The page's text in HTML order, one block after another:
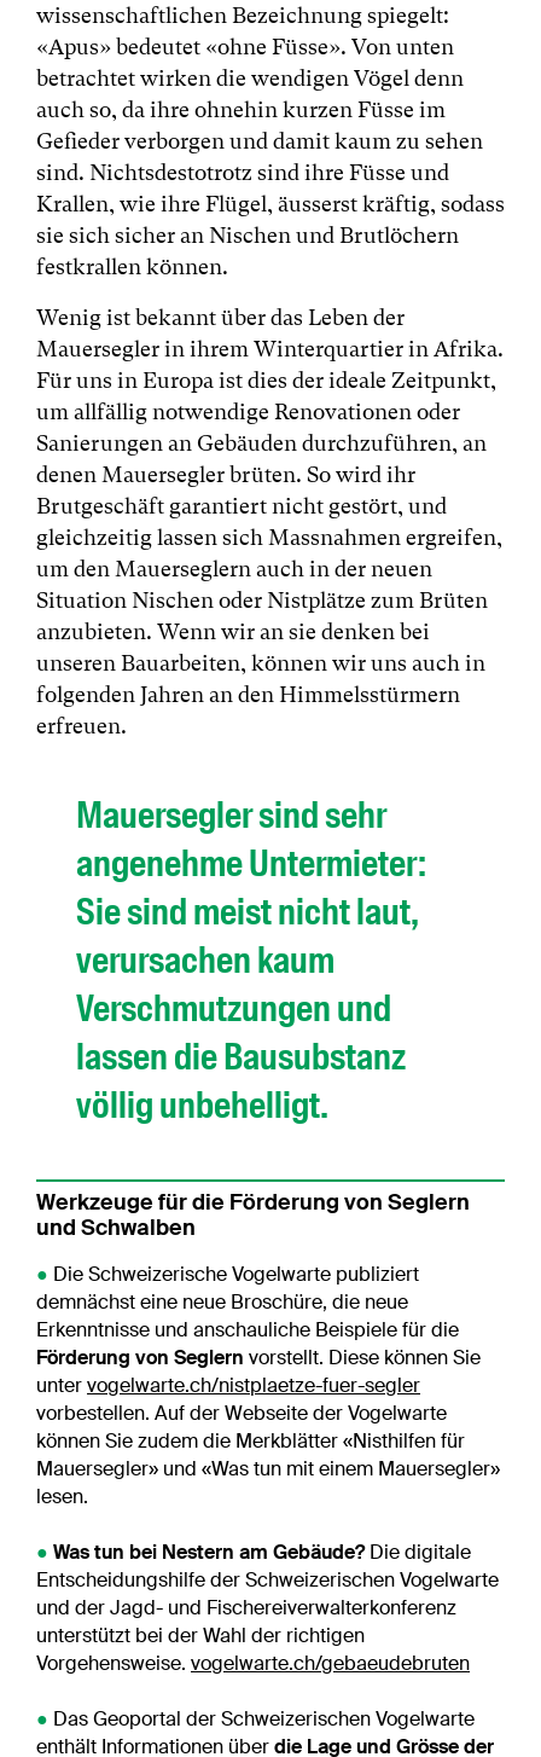
wissenschaftlichen Bezeichnung spiegelt:
«Apus» bedeutet «ohne Füsse». Von unten
betrachtet wirken die wendigen Vögel denn
auch so, da ihre ohnehin kurzen Füsse im
Gefieder verborgen und damit kaum zu sehen
sind. Nichtsdestotrotz sind ihre Füsse und
Krallen, wie ihre Flügel, äusserst kräftig, sodass
sie sich sicher an Nischen und Brutlöchern
festkrallen können.
Wenig ist bekannt über das Leben der
Mauersegler in ihrem Winterquartier in Afrika.
Für uns in Europa ist dies der ideale Zeitpunkt,
um allfällig notwendige Renovationen oder
Sanierungen an Gebäuden durchzuführen, an
denen Mauersegler brüten. So wird ihr
Brutgeschäft garantiert nicht gestört, und
gleichzeitig lassen sich Massnahmen ergreifen,
um den Mauerseglern auch in der neuen
Situation Nischen oder Nistplätze zum Brüten
anzubieten. Wenn wir an sie denken bei
unseren Bauarbeiten, können wir uns auch in
folgenden Jahren an den Himmelsstürmern
erfreuen.
Mauersegler sind sehr
angenehme Untermieter:
Sie sind meist nicht laut,
verursachen kaum
Verschmutzungen und
lassen die Bausubstanz
völlig unbehelligt.
Werkzeuge für die Förderung von Seglern
und Schwalben
● Die Schweizerische Vogelwarte publiziert
demnächst eine neue Broschüre, die neue
Erkenntnisse und anschauliche Beispiele für die
Förderung von Seglern vorstellt. Diese können Sie
untervogelwarte.ch/nistplaetze-fuer-segler
vorbestellen. Auf der Webseite der Vogelwarte
können Sie zudem die Merkblätter «Nisthilfen für
Mauersegler» und «Was tun mit einem Mauersegler»
lesen.
● Was tun bei Nestern am Gebäude?Die digitale
Entscheidungshilfe der Schweizerischen Vogelwarte
und der Jagd- und Fischereiverwalterkonferenz
unterstützt bei der Wahl der richtigen
Vorgehensweise. vogelwarte.ch/gebaeudebruten
● Das Geoportal der Schweizerischen Vogelwarte
enthält Informationen überdie Lage und Grösse der